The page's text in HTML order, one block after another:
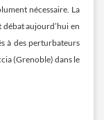
nécessaire. La
aujourd’hui en
à des perturbateurs
(Grenoble) dans le